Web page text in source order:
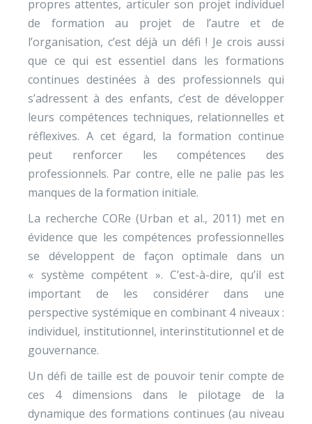
propres attentes, articuler son projet individuel
de formation au projet de l’autre et de
l’organisation, c’est déjà un défi ! Je crois aussi
que ce qui est essentiel dans les formations
continues destinées à des professionnels qui
s’adressent à des enfants, c’est de développer
leurs compétences techniques, relationnelles et
réflexives. A cet égard, la formation continue
peut renforcer les compétences des
professionnels. Par contre, elle ne palie pas les
manques de la formation initiale.
La recherche CORe (Urban et al., 2011) met en
évidence que les compétences professionnelles
se développent de façon optimale dans un
« système compétent ». C’est-à-dire, qu’il est
important de les considérer dans une
perspective systémique en combinant 4 niveaux :
individuel, institutionnel, interinstitutionnel et de
gouvernance.
Un défi de taille est de pouvoir tenir compte de
ces 4 dimensions dans le pilotage de la
dynamique des formations continues (au niveau